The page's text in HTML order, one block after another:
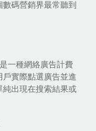
碼營銷界最常聽到
一種網絡廣告計費
戶實際點選廣告並進
純出現在搜索結果或